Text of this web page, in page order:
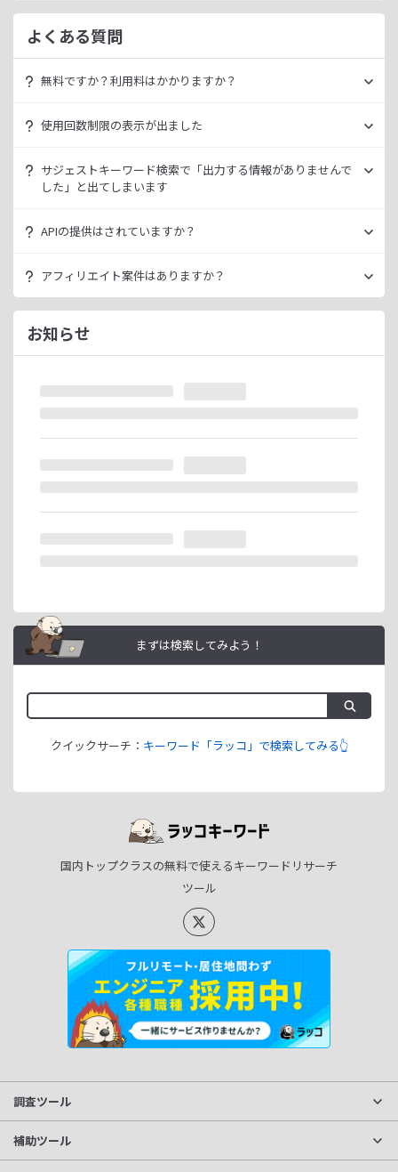
よくある質問
無料ですか？利用料はかかりますか？
いきなり課金されるようなことはございませんので、安心し
ただ、有料プランを利用することでよりニッチなキーワード
上させることができます。
使用回数制限の表示が出ました
ラッコID（メールアドレスのみ30秒登録）にご登録いただく
ことで制限が緩和されます。（※制限リセットは0時）
ご登録済みで制限に到達された場合は、有料プランのご利用
サジェストキーワード検索で「出力する情報がありませんで
した」と出てしまいます
ッコキーワードでも出力することができません。
サジェスト情報を出さない仕様になっております。
今後はサジェスト以外のキーワード取得手段も有料プランに
て提供してまいりますので、そちらにて対応できる見通しで
ございます。
APIの提供はされていますか？
詳細は ラッコキーワードAPIドキュメント
い。
アフィリエイト案件はありますか？
ラッコIDアフィリエイトにて、「ラッコキーワード」のアフ
ィリエイト案件をお取り扱いいたしております。
無料のユーザー登録、利用開始（初回ログイン）と有料プラ
※ラッコIDの重複登録と思われる場合は、成果が発生いたし
ません。
ラッコIDアフィリエイトは、「ユーザー情報」「銀行口座情
報」をご登録いただくことで即日ご利用開始いただけます。
お知らせ
まずは検索してみよう！
クイックサーチ： キーワード「ラッコ」で検索してみる👆
国内トップクラスの無料で使えるキーワードリサーチ
ツール
調査ツール
サイト分析
補助ツール